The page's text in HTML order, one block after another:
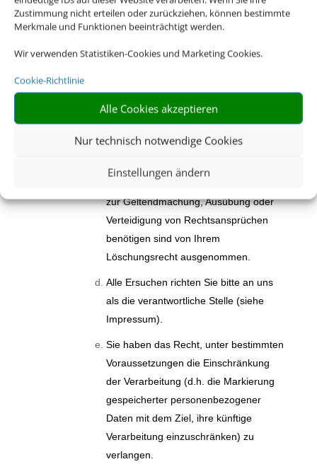
Zustimmung nicht erteilen oder zurückziehen, können bestimmte
Merkmale und Funktionen beeinträchtigt werden.
Wir verwenden Statistiken-Cookies und Marketing Cookies.
Cookie-Richtlinie
Alle Cookies akzeptieren
Nur technisch notwendige Cookies
Einstellungen ändern
gespeicherten personenbezogenen
Daten zu verlangen, wenn die
gesetzlichen Voraussetzungen
Löschungsrecht Einschränkungen
unterliegen kann. Zum Beispiel müssen
bzw. dürfen wir keine Daten löschen,
die wir aufgrund gesetzlicher
vorhalten müssen. Auch Daten, die wir
zur Geltendmachung, Ausübung oder
Verteidigung von Rechtsansprüchen
benötigen sind von Ihrem
Löschungsrecht ausgenommen.
Alle Ersuchen richten Sie bitte an uns
als die verantwortliche Stelle (siehe
Impressum).
Sie haben das Recht, unter bestimmten
Voraussetzungen die Einschränkung
der Verarbeitung (d.h. die Markierung
gespeicherter personenbezogener
Daten mit dem Ziel, ihre künftige
Verarbeitung einzuschränken) zu
verlangen.